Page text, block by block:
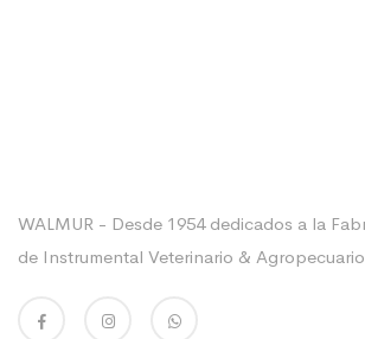
WALMUR - Desde 1954 dedicados a la
de Instrumental Veterinario &